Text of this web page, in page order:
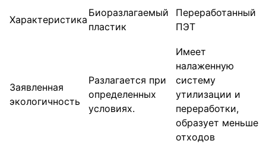
Характеристика
Биоразлагаемый
пластик
Переработанный
ПЭТ
Заявленная
экологичность
Разлагается при
определенных
условиях.
Имеет
налаженную
систему
утилизации и
переработки,
образует меньше
отходов